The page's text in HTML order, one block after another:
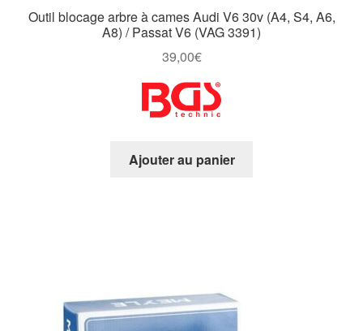
Outil blocage arbre à cames Audi V6 30v (A4, S4, A6,
A8) / Passat V6 (VAG 3391)
39,00€
Ajouter au panier